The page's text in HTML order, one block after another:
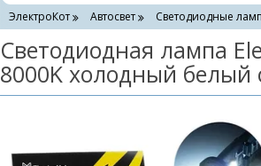
ЭлектроКот Автосвет Светодиодные
Светодиодная лампа
8000K холодный белый